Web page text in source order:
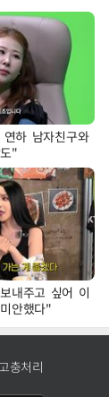
하 남자친구와
"
내주고 싶어 이
안했다"
고충처리